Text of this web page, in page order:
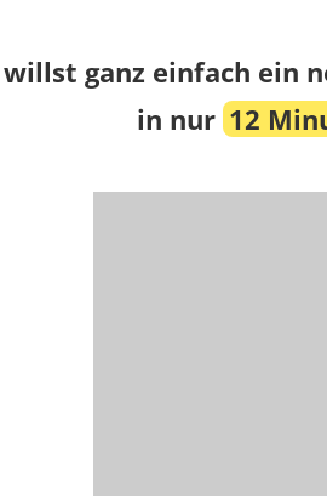
willst ganz einfach ein
in nur 12